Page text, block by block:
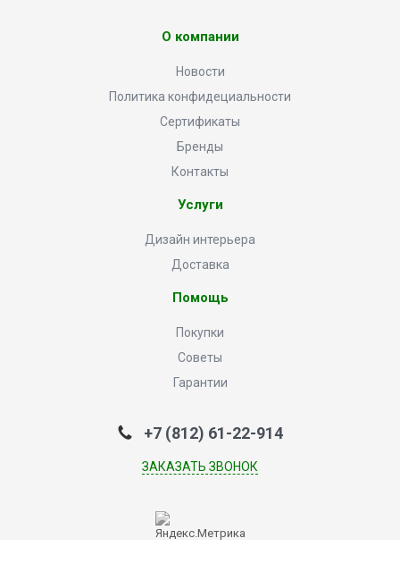
О компании
Новости
Политика конфидециальности
Сертификаты
Бренды
Контакты
Услуги
Дизайн интерьера
Доставка
Помощь
Покупки
Советы
Гарантии
+7 (812) 61-22-914
ЗАКАЗАТЬ ЗВОНОК